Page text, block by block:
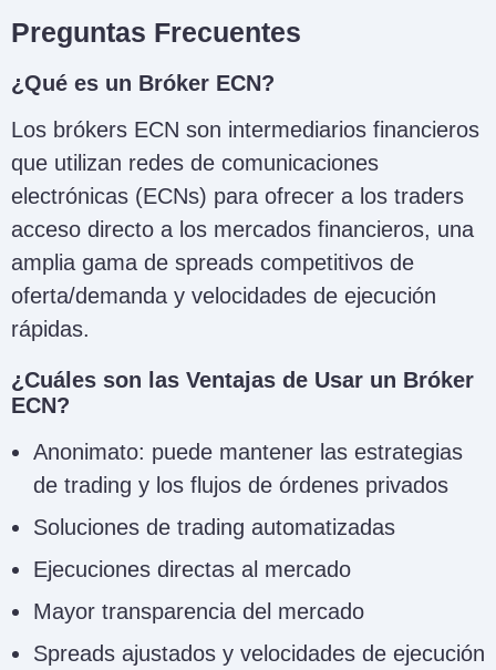
Preguntas Frecuentes
¿Qué es un Bróker ECN?
Los brókers ECN son intermediarios financieros
que utilizan redes de comunicaciones
electrónicas (ECNs) para ofrecer a los traders
acceso directo a los mercados financieros, una
amplia gama de spreads competitivos de
oferta/demanda y velocidades de ejecución
rápidas.
¿Cuáles son las Ventajas de Usar un Bróker
ECN?
Anonimato: puede mantener las estrategias
de trading y los flujos de órdenes privados
Soluciones de trading automatizadas
Ejecuciones directas al mercado
Mayor transparencia del mercado
Spreads ajustados y velocidades de ejecución